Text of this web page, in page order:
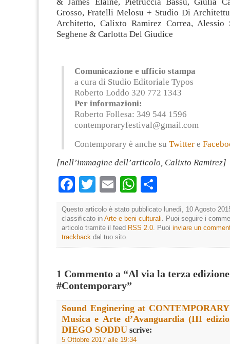
Grosso, Fratelli Melosu + Studio Di
Architetto, Calixto Ramirez Correa, Alessio
Seghene & Carlotta Del Giudice
Comunicazione e ufficio stampa
a cura di Studio Editoriale Typos
Roberto Loddo 320 772 1343
Per informazioni:
Roberto Follesa: 349 544 1596
contemporaryfestival@gmail.com
Contemporary è anche su Twitter e
[nell’immagine dell’articolo, Calixto Ramirez]
Facebook
TwitterEmailWhatsApp
Questo articolo è stato pubblicato lunedì, 10 Agosto
classificato in Arte e beni culturali. Puoi seguire i
articolo tramite il feed RSS 2.0. Puoi inviare un
trackback dal tuo sito.
1 Commento a “Al via la terza
#Contemporary”
Sound Enginering at
Musica e Arte d’Avanguardia (III
DIEGO SODDU scrive:
5 Ottobre 2017 alle 19:34